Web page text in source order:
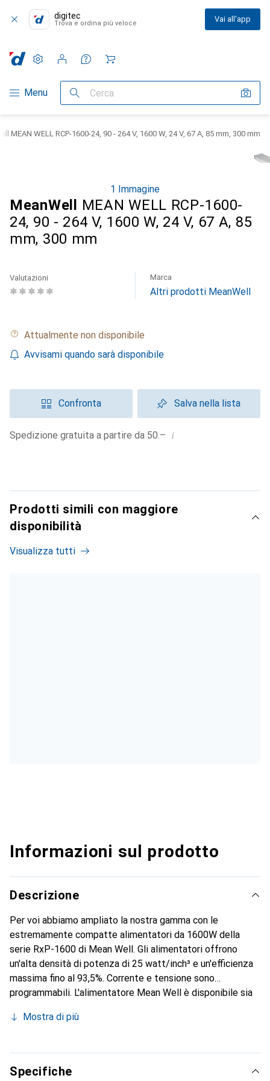
digitec
Trova e ordina più veloce Vai all'app
Categoria Navigazione
Menu Cerca
Impostazioni
Conto cliente
Liste di confronto
Liste dei desideri
Carrello
MEAN WELL RCP-1600-24, 90 - 264 V, 1600 W, 24 V, 67 A, 85 mm, 300 mm
1 Immagine
MeanWell
MEAN WELL RCP-1600-
24, 90 - 264 V, 1600 W, 24 V, 67 A, 85
mm, 300 mm
Valutazioni Marca
Altri prodotti MeanWell
Attualmente non disponibile
Avvisami quando sarà disponibile
Confronta Salva nella lista
Spedizione gratuita a partire da 50.– i
Prodotti simili con maggiore
disponibilità
Visualizza tutti
Informazioni sul prodotto
Descrizione
Per voi abbiamo ampliato la nostra gamma con le
estremamente compatte alimentatori da 1600W della
serie RxP-1600 di Mean Well. Gli alimentatori offrono
un'alta densità di potenza di 25 watt/inch³ e un'efficienza
massima fino al 93,5%. Corrente e tensione sono
programmabili. L'alimentatore Mean Well è disponibile sia
versione da inserire in un rack 19'' con profilo 1U e altezza
RPB-1600, mentre come caricabatterie per montaggio in
rack è denominato RCB-1600. Attraverso l'interfaccia PM-
Mostra di più
Specifiche